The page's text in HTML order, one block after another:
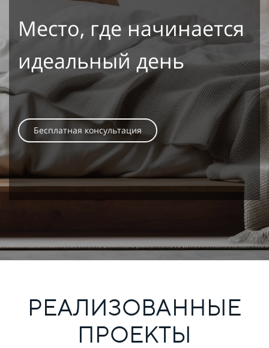
Место, где начинается
идеальный день
Бесплатная консультация
РЕАЛИЗОВАННЫЕ
ПРОЕКТЫ